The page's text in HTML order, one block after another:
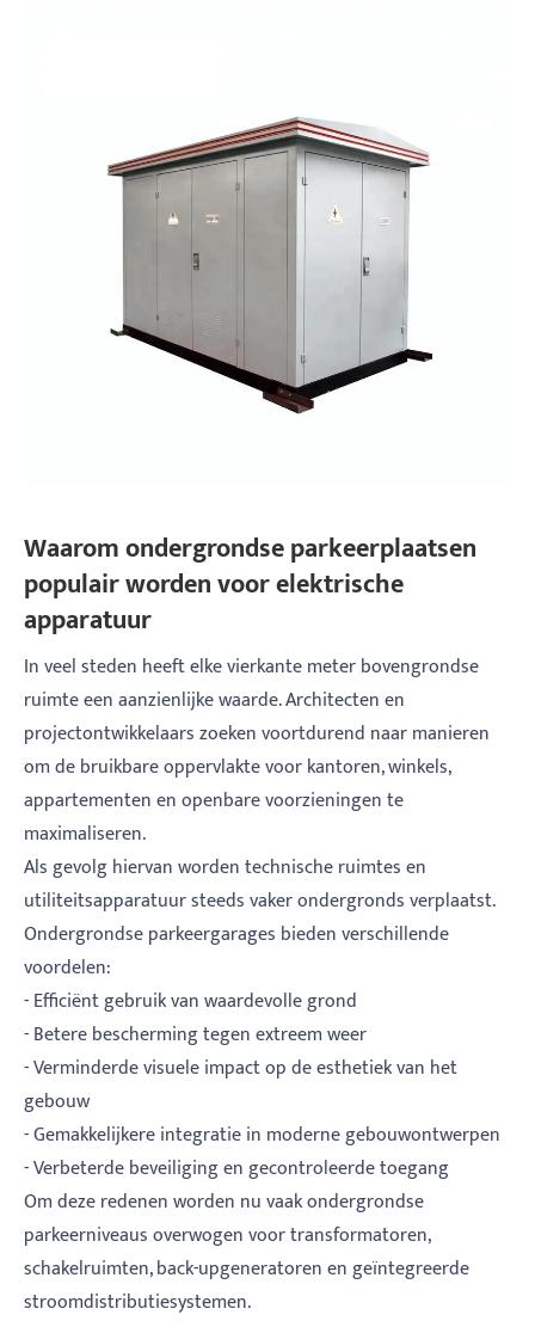
Waarom ondergrondse parkeerplaatsen
populair worden voor elektrische
apparatuur
In veel steden heeft elke vierkante meter bovengrondse
ruimte een aanzienlijke waarde. Architecten en
projectontwikkelaars zoeken voortdurend naar manieren
om de bruikbare oppervlakte voor kantoren, winkels,
appartementen en openbare voorzieningen te
maximaliseren.
Als gevolg hiervan worden technische ruimtes en
utiliteitsapparatuur steeds vaker ondergronds verplaatst.
Ondergrondse parkeergarages bieden verschillende
voordelen:
- Efficiënt gebruik van waardevolle grond
- Betere bescherming tegen extreem weer
- Verminderde visuele impact op de esthetiek van het
gebouw
- Gemakkelijkere integratie in moderne gebouwontwerpen
- Verbeterde beveiliging en gecontroleerde toegang
Om deze redenen worden nu vaak ondergrondse
parkeerniveaus overwogen voor transformatoren,
schakelruimten, back-upgeneratoren en geïntegreerde
stroomdistributiesystemen.